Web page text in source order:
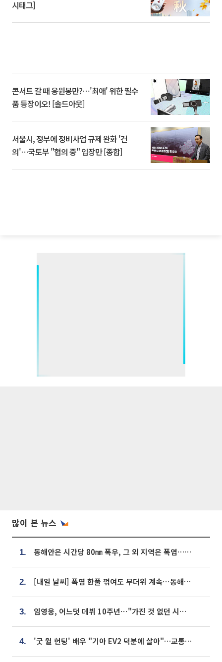
시태그]
콘서트 갈 때 응원봉만?⋯'최애' 위한 필수
품 등장이오! [솔드아웃]
서울시, 정부에 정비사업 규제 완화 '건
의'⋯국토부 "협의 중" 입장만 [종합]
많이 본 뉴스
1. 동해안은 시간당 80㎜ 폭우, 그 외 지역은 폭염…‘극과 극 날씨’
2. [내일 날씨] 폭염 한풀 꺾여도 무더위 계속⋯동해안 이틀 연속 비
3. 임영웅, 어느덧 데뷔 10주년⋯"가진 것 없던 시절, 내 앞엔 20명의 팬뿐"
4. '굿 윌 헌팅' 배우 "기아 EV2 덕분에 살아"…교통사고 후 안전성 극찬